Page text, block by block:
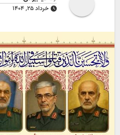
خرداد ۲۵, ۱۴۰۴